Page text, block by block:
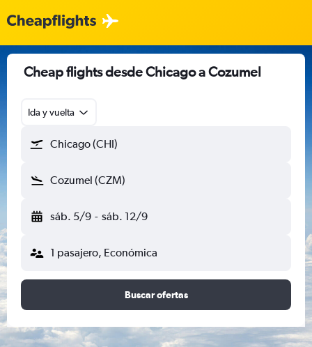
Cheap flights desde Chicago a Cozumel
Ida y vuelta
Chicago (CHI)
Cozumel (CZM)
sáb. 5/9 - sáb. 12/9
1 pasajero, Económica
Buscar ofertas